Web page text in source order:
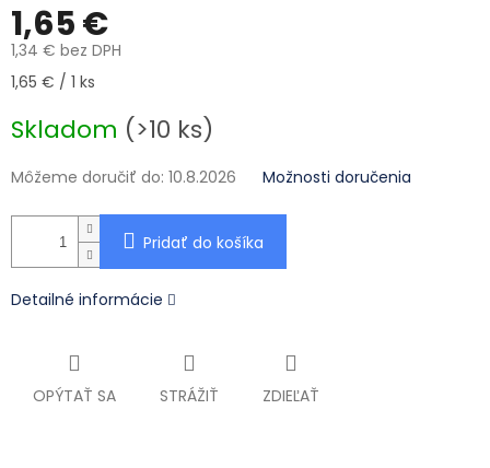
1,65 €
1,34 € bez DPH
Jednotková cena:
1,65 € / 1 ks
Skladom (>10 ks)
Môžeme doručiť do: 10.8.2026 Možnosti doručenia
Pridať do košíka
Detailné informácie
OPÝTAŤ SA STRÁŽIŤ ZDIEĽAŤ